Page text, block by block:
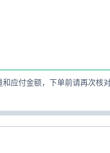
应付金额，下单前请再次核对